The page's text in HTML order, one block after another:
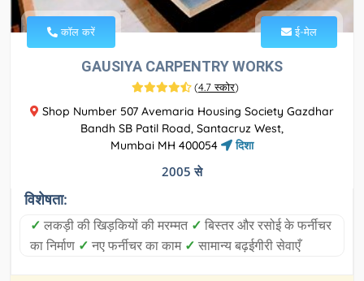
कॉल करें ई-मेल
GAUSIYA CARPENTRY WORKS
(4.7 स्कोर)
Shop Number 507 Avemaria Housing Society Gazdhar
Bandh SB Patil Road, Santacruz West,
Mumbai MH 400054
दिशा
2005 से
विशेषता:
✓ लकड़ी की खिड़कियों की मरम्मत ✓ बिस्तर और रसोई के फर्नीचर
का निर्माण ✓ नए फर्नीचर का काम ✓ सामान्य बढ़ईगीरी सेवाएँ